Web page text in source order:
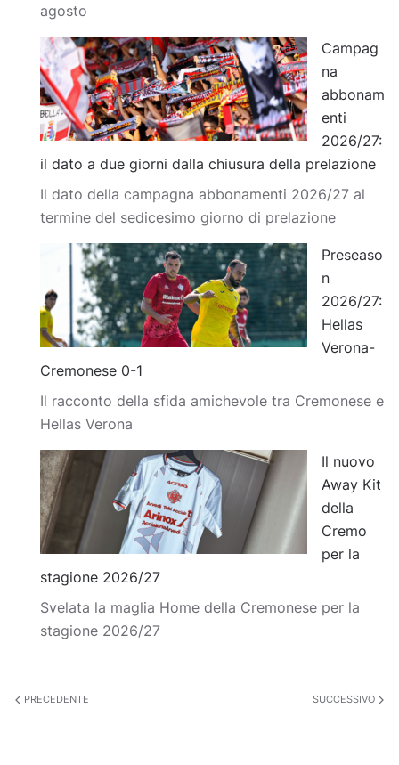
agosto
Campag
na
abbonam
enti
2026/27:
il dato a due giorni dalla chiusura della prelazione
Il dato della campagna abbonamenti 2026/27 al
termine del sedicesimo giorno di prelazione
Preseaso
n
2026/27:
Hellas
Verona-
Cremonese 0-1
Il racconto della sfida amichevole tra Cremonese e
Hellas Verona
Il nuovo
Away Kit
della
Cremo
per la
stagione 2026/27
Svelata la maglia Home della Cremonese per la
stagione 2026/27
PRECEDENTE SUCCESSIVO